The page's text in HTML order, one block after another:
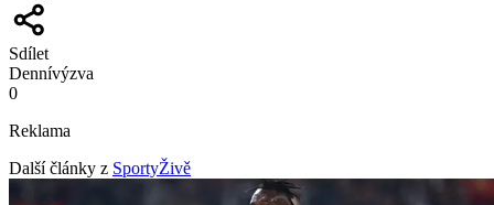
Sdílet
Dennívýzva
0
Reklama
Další články z SportyŽivě